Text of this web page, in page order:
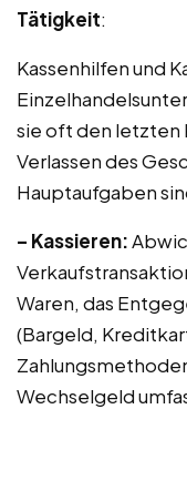
Tätigkeit:
Kassenhilfen und
sie oft den letzten
Verlassen des
Hauptaufgaben
– Kassieren:
Waren, das
(Bargeld,
Wechselgeld